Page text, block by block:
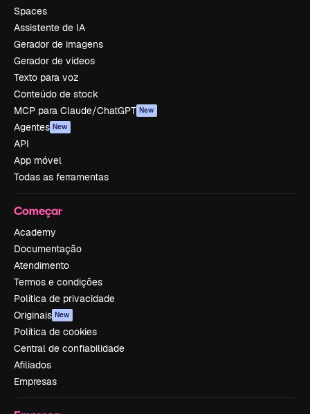
Spaces
Assistente de IA
Gerador de imagens
Gerador de vídeos
Texto para voz
Conteúdo de stock
MCP para Claude/ChatGPT New
Agentes New
API
App móvel
Todas as ferramentas
Começar
Academy
Documentação
Atendimento
Termos e condições
Política de privacidade
Originais New
Política de cookies
Central de confiabilidade
Afiliados
Empresas